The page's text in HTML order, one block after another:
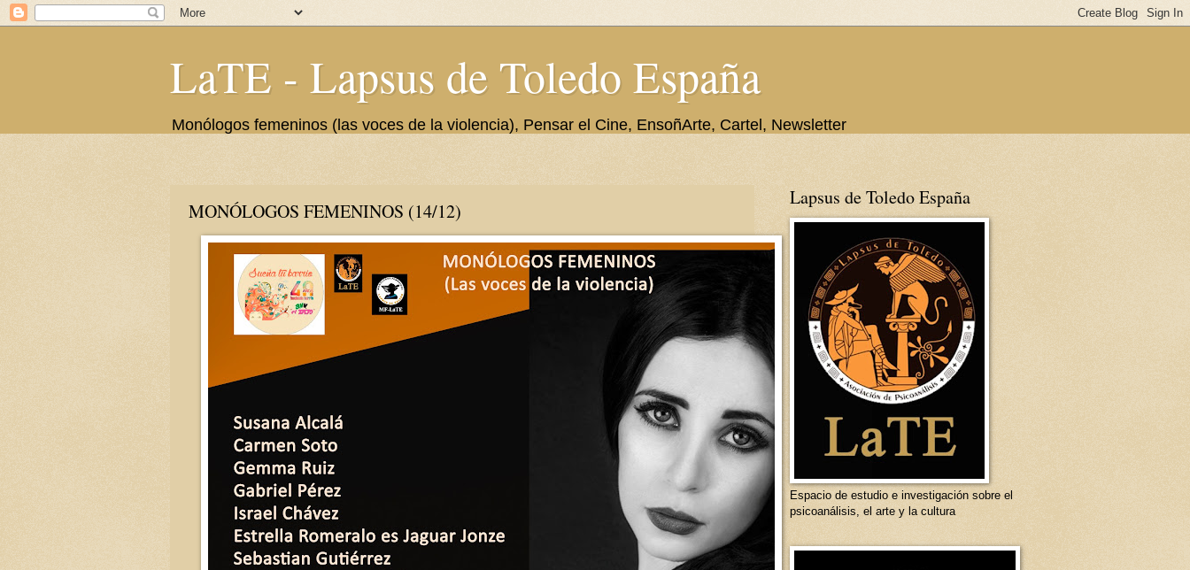
LaTE - Lapsus de Toledo España
Monólogos femeninos (las voces de la violencia), Pensar el Cine, EnsoñArte, Cartel, Newsletter
MONÓLOGOS FEMENINOS (14/12)
Lapsus de Toledo España
Espacio de estudio e investigación sobre el
psicoanálisis, el arte y la cultura